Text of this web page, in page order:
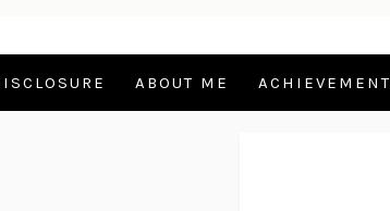
ABOUT ME ACHIEVEMENT